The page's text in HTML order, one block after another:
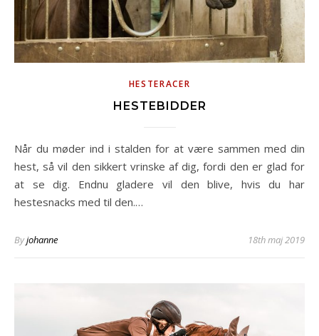
HESTERACER
HESTEBIDDER
Når du møder ind i stalden for at være sammen med din
hest, så vil den sikkert vrinske af dig, fordi den er glad for
at se dig. Endnu gladere vil den blive, hvis du har
hestesnacks med til den.…
Byjohanne 18th maj 2019